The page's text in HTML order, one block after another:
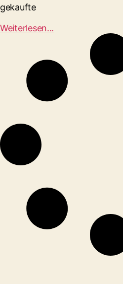
gekaufte
Weiterlesen...